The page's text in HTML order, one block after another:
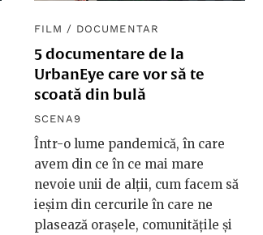
FILM / DOCUMENTAR
5 documentare de la
UrbanEye care vor să te
scoată din bulă
SCENA9
Într-o lume pandemică, în care
avem din ce în ce mai mare
nevoie unii de alții, cum facem să
ieșim din cercurile în care ne
plasează orașele, comunitățile și